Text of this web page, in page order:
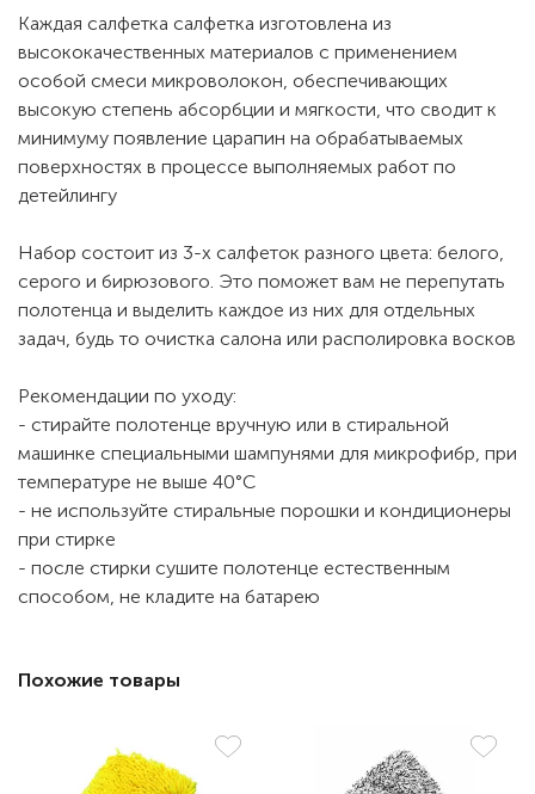
Каждая салфетка салфетка изготовлена из
высококачественных материалов с применением
особой смеси микроволокон, обеспечивающих
высокую степень абсорбции и мягкости, что сводит к
минимуму появление царапин на обрабатываемых
поверхностях в процессе выполняемых работ по
детейлингу
Набор состоит из 3-х салфеток разного цвета: белого,
серого и бирюзового. Это поможет вам не перепутать
полотенца и выделить каждое из них для отдельных
задач, будь то очистка салона или располировка восков
Рекомендации по уходу:
- стирайте полотенце вручную или в стиральной
машинке специальными шампунями для микрофибр, при
температуре не выше 40°C
- не используйте стиральные порошки и кондиционеры
при стирке
- после стирки сушите полотенце естественным
способом, не кладите на батарею
Похожие товары